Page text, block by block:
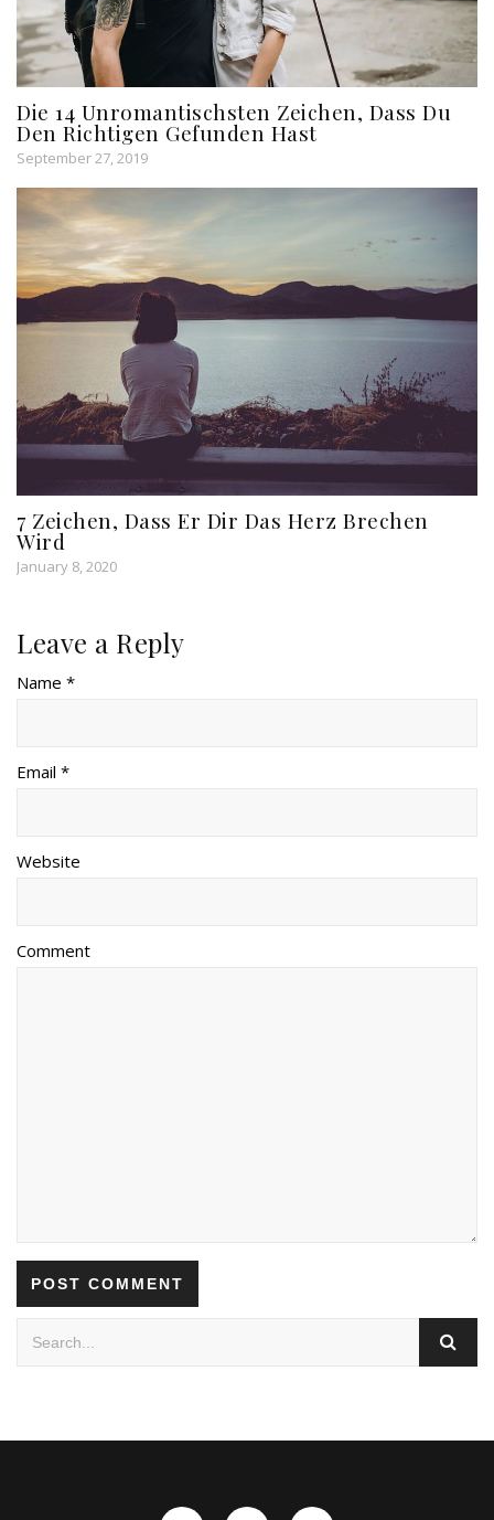
Die 14 Unromantischsten Zeichen, Dass Du
Den Richtigen Gefunden Hast
September 27, 2019
7 Zeichen, Dass Er Dir Das Herz Brechen
Wird
January 8, 2020
Leave a Reply
Name *
Email *
Website
Comment